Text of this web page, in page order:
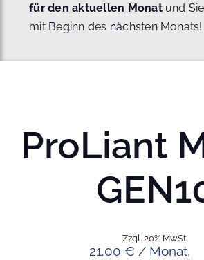
für den aktuellen Monat und
mit Beginn des nächsten Monats!
ProLiant
21.00 € / Monat,
Zzgl. 20% MwSt.